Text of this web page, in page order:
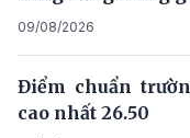
09/08/2026
Điểm chuẩn
cao nhất 26.50